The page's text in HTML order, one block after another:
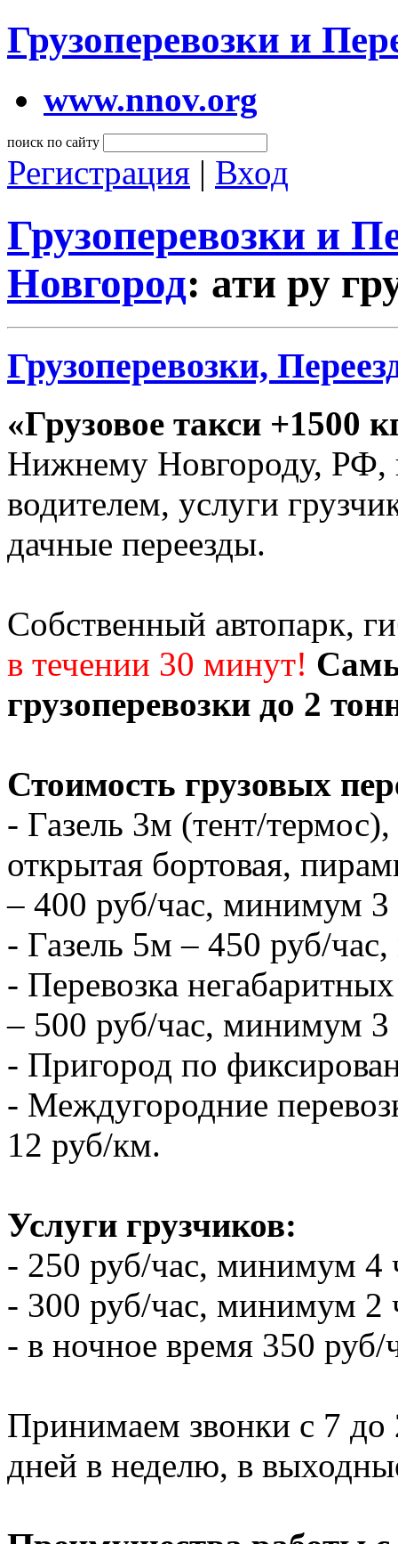
Грузоперевозки и
www.nnov.org
поиск по сайту
Регистрация | Вход
Грузоперевозки и
Новгород: ати ру
Грузоперевозки,
«Грузовое такси +1500
Нижнему Новгороду, РФ,
водителем, услуги
дачные переезды.
Собственный автопарк,
в течении 30 минут!
грузоперевозки до 2
Стоимость грузовых
- Газель 3м (тент/
открытая бортовая,
– 400 руб/час, минимум 3
- Газель 5м – 450 руб/
- Перевозка
– 500 руб/час, минимум 3
- Пригород по
- Междугородние
12 руб/км.
Услуги грузчиков:
- 250 руб/час, минимум 4
- 300 руб/час, минимум 2
- в ночное время 350
Принимаем звонки с 7 до
дней в неделю, в